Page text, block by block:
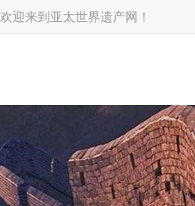
欢迎来到亚太世界遗产网！